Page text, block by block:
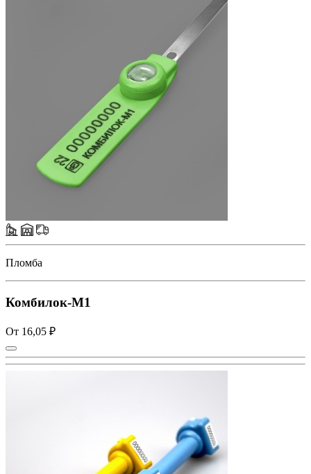
Пломба
Комбилок-М1
От 16,05 ₽